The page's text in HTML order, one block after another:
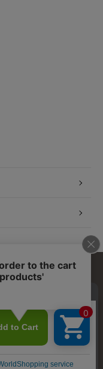
イバシーポリシー
店舗リスト